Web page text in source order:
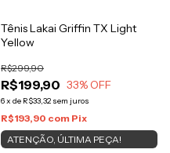
Tênis Lakai Griffin TX Light
Yellow
R$199,90
R$299,90
33% OFF
6x de R$33,32 sem juros
R$193,90 com Pix
ATENÇÃO, ÚLTIMA PEÇA!